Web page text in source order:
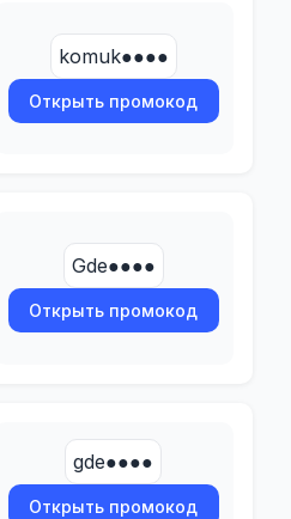
komuk●●●●
Открыть промокод
Gde●●●●
Открыть промокод
gde●●●●
Открыть промокод